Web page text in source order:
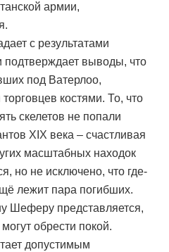
армии,
с результатами
выводы, что
под Ватерлоо,
костями. То, что
скелетов не попали
XIX века – счастливая
масштабных находок
но не исключено, что где-
лежит пара погибших.
Шеферу представляется,
обрести покой.
допустимым